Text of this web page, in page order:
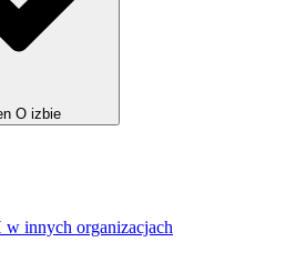
O izbie
w innych organizacjach